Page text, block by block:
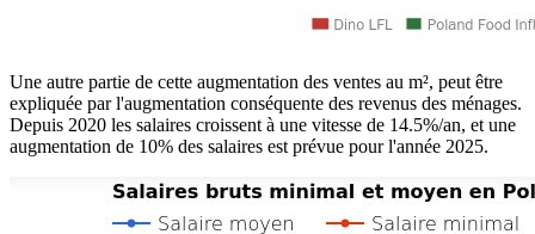
Une autre partie de cette augmentation des ventes au m², peut être
expliquée par l'augmentation conséquente des revenus des ménages.
Depuis 2020 les salaires croissent à une vitesse de 14.5%/an, et une
augmentation de 10% des salaires est prévue pour l'année 2025.